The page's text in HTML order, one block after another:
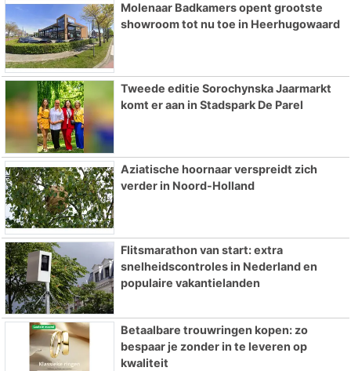
Molenaar Badkamers opent grootste
showroom tot nu toe in Heerhugowaard
Tweede editie Sorochynska Jaarmarkt
komt er aan in Stadspark De Parel
Aziatische hoornaar verspreidt zich
verder in Noord-Holland
Flitsmarathon van start: extra
snelheidscontroles in Nederland en
populaire vakantielanden
Betaalbare trouwringen kopen: zo
bespaar je zonder in te leveren op
kwaliteit